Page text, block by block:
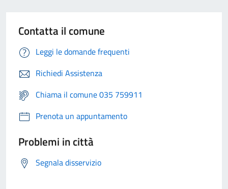
Contatta il comune
Leggi le domande frequenti
Richiedi Assistenza
Chiama il comune 035 759911
Prenota un appuntamento
Problemi in città
Segnala disservizio